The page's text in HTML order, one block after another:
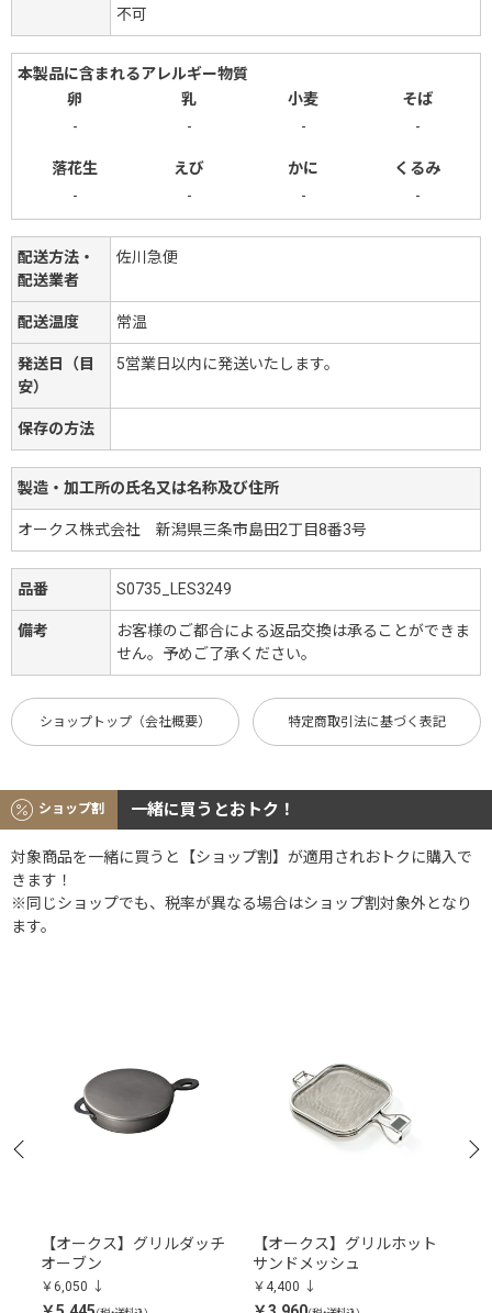
不可
本製品に含まれるアレルギー物質
卵
乳 小麦
そば
-
- - -
落花生 えび かに
くるみ
-
- - -
配送方法・
配送業者
佐川急便
配送温度 常温
発送日（目
安）
5営業日以内に発送いたします。
保存の方法
製造・加工所の氏名又は名称及び住所
オークス株式会社 新潟県三条市島田2丁目8番3号
品番 S0735_LES3249
備考
お客様のご都合による返品交換は承ることができま
せん。予めご了承ください。
ショップトップ（会社概要） 特定商取引法に基づく表記
ショップ割 一緒に買うとおトク！
対象商品を一緒に買うと【ショップ割】が適用されおトクに購入で
きます！
※同じショップでも、税率が異なる場合はショップ割対象外となり
ます。
【オークス】グリルダッチ
オーブン
￥6,050
【オークス】グリルホット
サンドメッシュ
￥4,400